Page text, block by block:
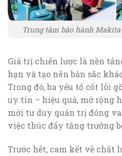
Trung tâm bảo hành
Giá trị chiến lược là nền
hạn và tạo nên bản sắc
Trong đó, ba yếu tố cốt lõi
uy tín – hiệu quả, mở rộng
mới tư duy quản trị đóng
việc thúc đẩy tăng trưởng
Trước hết, cam kết về chất